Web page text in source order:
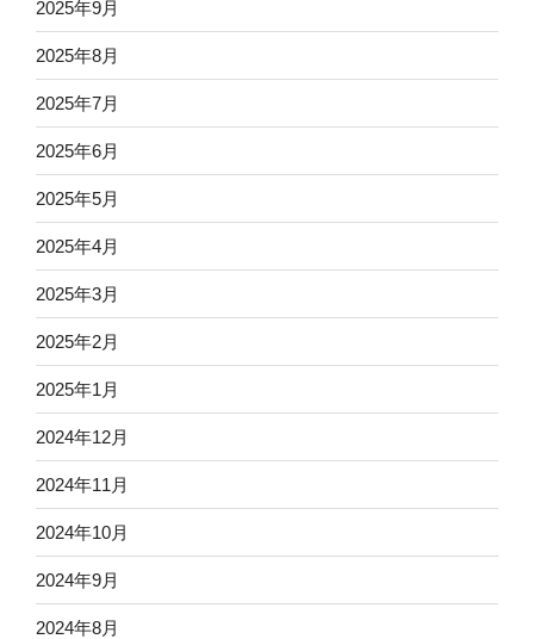
2025年9月
2025年8月
2025年7月
2025年6月
2025年5月
2025年4月
2025年3月
2025年2月
2025年1月
2024年12月
2024年11月
2024年10月
2024年9月
2024年8月